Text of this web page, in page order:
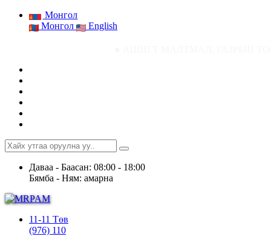
Монгол
Монгол
English
Даваа - Баасан: 08:00 - 18:00
Бямба - Ням: амарна
11-11 Төв
(976) 110